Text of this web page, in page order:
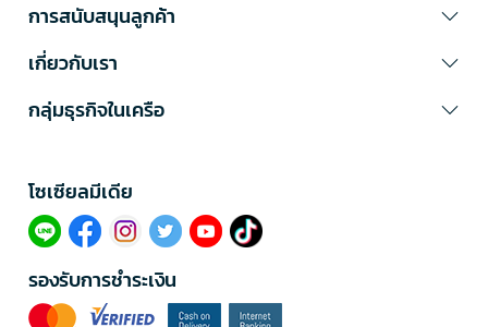
การสนับสนุนลูกค้า
เกี่ยวกับเรา
กลุ่มธุรกิจในเครือ
โซเซียลมีเดีย​
รองรับการชำระเงิน